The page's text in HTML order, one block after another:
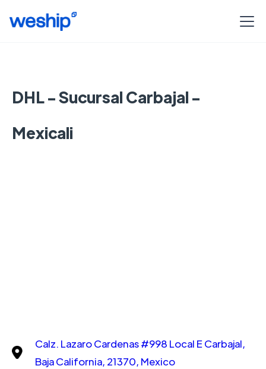
DHL - Sucursal Carbajal -
Mexicali
Calz. Lazaro Cardenas #998 Local E Carbajal,
Baja California, 21370, Mexico